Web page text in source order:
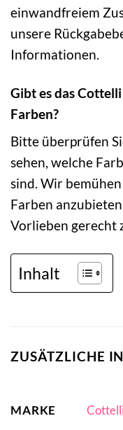
einwandfreiem
unsere
Informationen.
Gibt es das
Farben?
Bitte überprüfen
sehen, welche
sind. Wir
Farben
Vorlieben gerecht
Inhalt
ZUSÄTZLICHE
MARKE